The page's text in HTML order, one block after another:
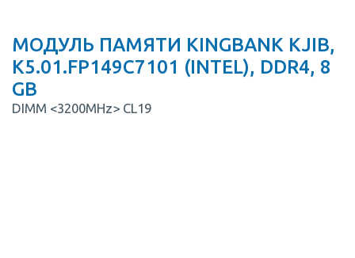
МОДУЛЬ ПАМЯТИ KINGBANK KJIB,
K5.01.FP149C7101 (INTEL), DDR4, 8
GB
DIMM <3200MHz> CL19